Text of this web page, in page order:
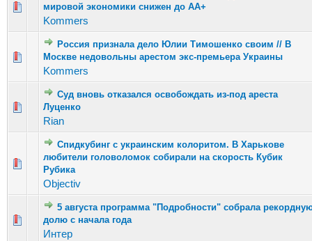
мировой экономики снижен до AA+
Kommers
Голосов: 3 - Средняя оценка: 1.67 из 5
12345
Россия признала дело Юлии Тимошенко своим // В
Москве недовольны арестом экс-премьера Украины
Kommers
Голосов: 2 - Средняя оценка: 1 из 5
12345
Суд вновь отказался освобождать из-под ареста
Луценко
Rian
Голосов: 2 - Средняя оценка: 1 из 5
Спидкубинг с украинским колоритом. В Харькове
любители головоломок собирали на скорость Кубик
Рубика
Objectiv
Голосов: 2 - Средняя оценка: 1 из 5
12345
5 августа программа "Подробности" собрала
долю с начала года
Интер
Голосов: 3 - Средняя оценка: 2.33 из 5
12 345